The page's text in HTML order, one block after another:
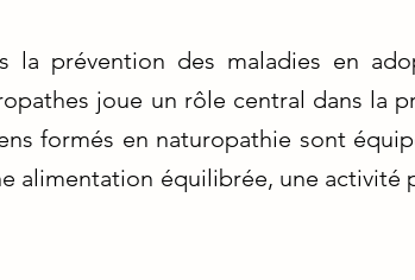
la prévention des maladies en
joue un rôle central dans la
formés en naturopathie sont
alimentation équilibrée, une activité